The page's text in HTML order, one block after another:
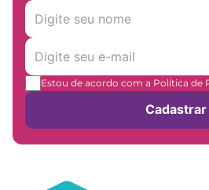
Estou de acordo com a Política de
Cadastrar